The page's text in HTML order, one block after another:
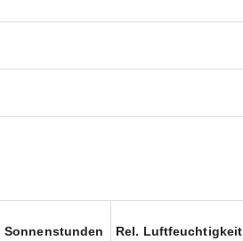
Sonnenstunden Rel. Luftfeuchtigkeit